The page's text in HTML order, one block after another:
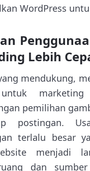
WordPress
Lebih
mendukung,
untuk
pemilihan
postingan.
terlalu besar
menjadi
dan